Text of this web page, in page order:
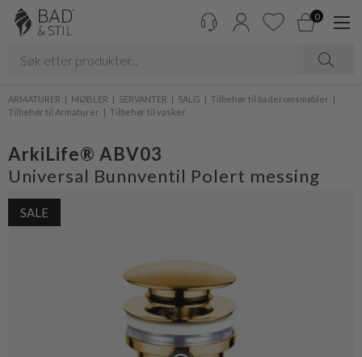
0
ARMATURER MØBLER SERVANTER SALG
Tilbehør til baderomsmøbler
Tilbehør til Armaturer
Tilbehør til vasker
ArkiLife® ABV03
Universal Bunnventil Polert messing
SALE